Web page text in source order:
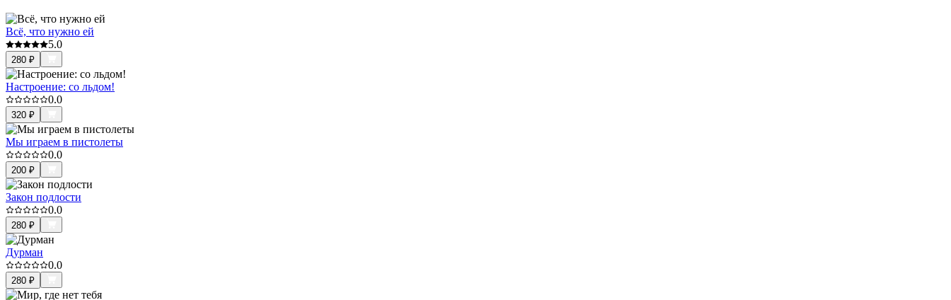
Всё, что нужно ей
5.0
280 ₽
Настроение: со льдом!
0.0
320 ₽
Мы играем в пистолеты
0.0
200 ₽
Закон подлости
0.0
280 ₽
Дурман
0.0
280 ₽